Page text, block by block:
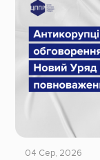
04 Сер, 2026